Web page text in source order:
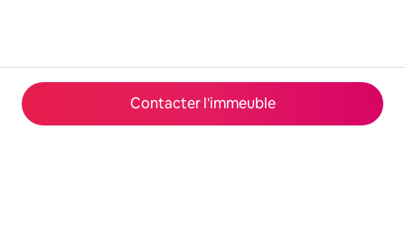
Contacter l'immeuble